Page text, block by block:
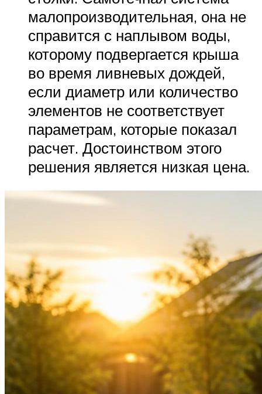
малопроизводительная, она не
справится с наплывом воды,
которому подвергается крыша
во время ливневых дождей,
если диаметр или количество
элементов не соответствует
параметрам, которые показал
расчет. Достоинством этого
решения является низкая цена.